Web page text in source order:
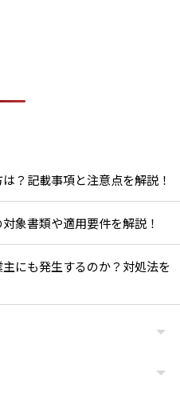
？記載事項と注意点を解説！
象書類や適用要件を解説！
にも発生するのか？対処法を